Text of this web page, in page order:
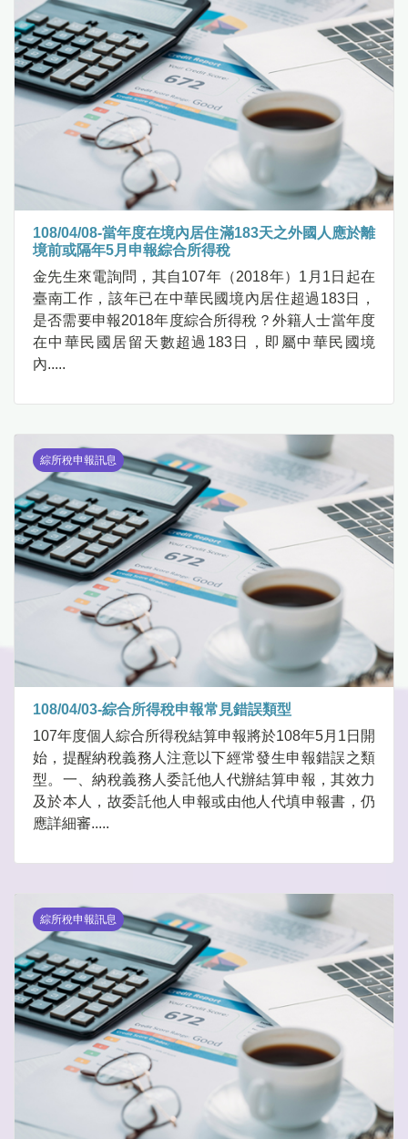
108/04/08-當年度在境內居住滿183天之外國人應於離
境前或隔年5月申報綜合所得稅
金先生來電詢問，其自107年（2018年）1月1日起在
臺南工作，該年已在中華民國境內居住超過183日，
是否需要申報2018年度綜合所得稅？外籍人士當年度
在中華民國居留天數超過183日，即屬中華民國境
內.....
綜所稅申報訊息
108/04/03-綜合所得稅申報常見錯誤類型
107年度個人綜合所得稅結算申報將於108年5月1日開
始，提醒納稅義務人注意以下經常發生申報錯誤之類
型。一、納稅義務人委託他人代辦結算申報，其效力
及於本人，故委託他人申報或由他人代填申報書，仍
應詳細審.....
綜所稅申報訊息